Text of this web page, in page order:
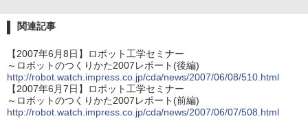
関連記事
【2007年6月8日】ロボット工学セミナー
～ロボットのつくりかた2007レポート(後編)
http://robot.watch.impress.co.jp/cda/news/2007/06/08/510.html
【2007年6月7日】ロボット工学セミナー
～ロボットのつくりかた2007レポート(前編)
http://robot.watch.impress.co.jp/cda/news/2007/06/07/508.html